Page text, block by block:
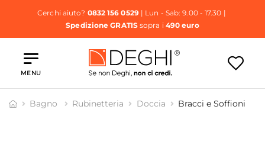
Cerchi aiuto? 0832 156 0529| Lun - Sab: 9.00 - 17.30 |
Spedizione GRATISsopra i 490 euro
MENU
Bagno Rubinetteria Doccia Bracci e Soffioni